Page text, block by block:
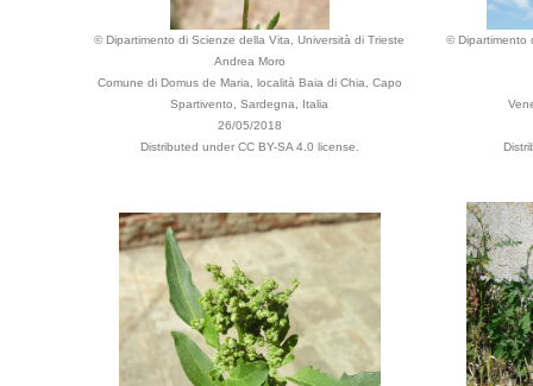
© Dipartimento di Scienze della Vita, Università di Trieste
Andrea Moro
Comune di Domus de Maria, località Baia di Chia, Capo
Spartivento, Sardegna, Italia
26/05/2018
Distributed under CC BY-SA 4.0 license.
© Dipartimento